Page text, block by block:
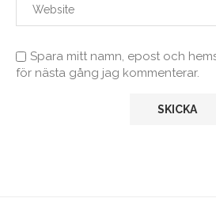
Spara mitt namn, epost och
för nästa gång jag kommenterar.